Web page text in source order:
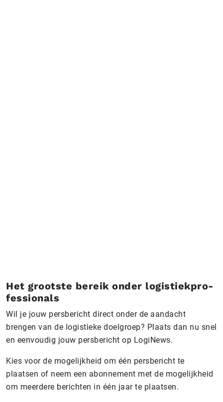
Het grootste bereik onder logistiek­pro­
fes­si­o­nals
Wil je jouw persbericht direct onder de aandacht
brengen van de logistieke doelgroep? Plaats dan nu snel
en eenvoudig jouw persbericht op LogiNews.
Kies voor de mogelijkheid om één persbericht te
plaatsen of neem een abonnement met de mogelijkheid
om meerdere berichten in één jaar te plaatsen.